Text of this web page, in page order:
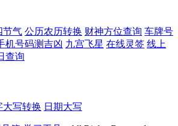
节气 公历农历转换 财神方位查询 车牌号
机号码测吉凶 九宫飞星 在线灵签 线上
查询
大写转换 日期大写